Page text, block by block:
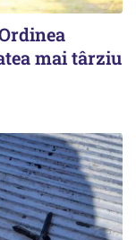
mai târziu